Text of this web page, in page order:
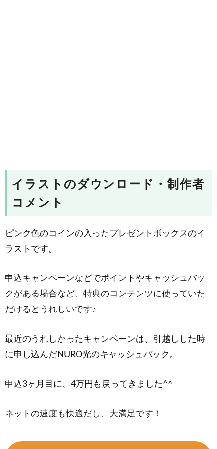
イラストのダウンロード・制作者
コメント
ピンク色のコインの入ったプレゼントボックスのイ
ラストです。
申込キャンペーンなどでポイントやキャッシュバッ
クがある場合など、特典のコンテンツに使っていた
だけるとうれしいです♪
最近のうれしかったキャンペーンは、引越しした時
に申し込んだNURO光のキャッシュバック。
申込3ヶ月目に、4万円も戻ってきました^^
ネットの速度も快適だし、大満足です！